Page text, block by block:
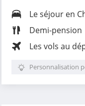
Le séjour en
Demi-pension
Les vols au
Personnalisation